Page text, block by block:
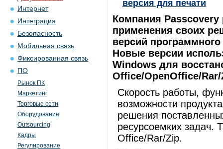
Интернет
Интеграция
Безопасность
Мобильная связь
Фиксированная связь
ПО
Рынок ПК
Маркетинг
Торговые сети
Оборудование
Outsourcing
Кадры
Регулирование
версия для печати
Компания Passcovery
применения своих
версий
Новые версии
Windows для
Office/OpenOffice/
Скорость работы,
возможности
решения
ресурсоемких задач.
Office/Rar/Zip.